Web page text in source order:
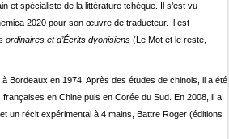
et spécialiste de la littérature tchèque. Il s’est vu
2020 pour son œuvre de traducteur. Il est
ordinaires et d’Écrits dyonisiens (Le Mot et le reste,
à Bordeaux en 1974. Après des études de chinois, il a été
en Chine puis en Corée du Sud. En 2008, il a
un récit expérimental à 4 mains, Battre Roger (éditions